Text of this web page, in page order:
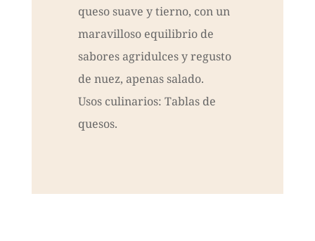
queso suave y tierno, con un
maravilloso equilibrio de
sabores agridulces y regusto
de nuez, apenas salado.
Usos culinarios: Tablas de
quesos.